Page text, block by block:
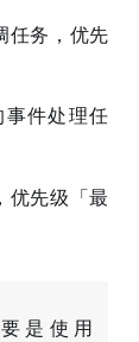
任务，优先
件处理任
优先级「最
是使用